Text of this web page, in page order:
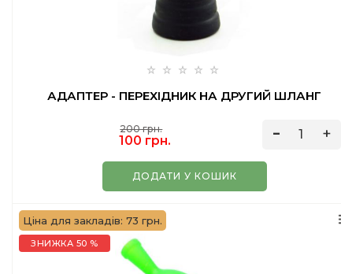
АДАПТЕР - ПЕРЕХІДНИК НА ДРУГИЙ ШЛАНГ
200 грн.
100 грн.
ДОДАТИ У КОШИК
Ціна для закладів: 73 грн.
ЗНИЖКА 50 %